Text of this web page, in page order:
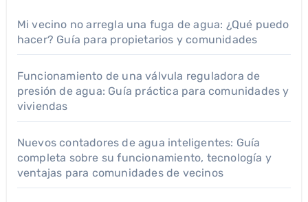
Mi vecino no arregla una fuga de agua: ¿Qué puedo
hacer? Guía para propietarios y comunidades
Funcionamiento de una válvula reguladora de
presión de agua: Guía práctica para comunidades y
viviendas
Nuevos contadores de agua inteligentes: Guía
completa sobre su funcionamiento, tecnología y
ventajas para comunidades de vecinos